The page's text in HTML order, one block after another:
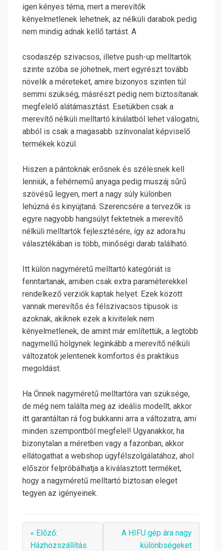
igen kényes téma, mert a merevítők
kényelmetlenek lehetnek, az nélküli darabok pedig
nem mindig adnak kellő tartást. A
csodaszép szivacsos, illetve push-up melltartók
szinte szóba se jöhetnek, mert egyrészt tovább
növelik a méreteket, amire bizonyos szinten túl
semmi szükség, másrészt pedig nem biztosítanak
megfelelő alátámasztást. Esetükben csak a
merevítő nélküli melltartó kínálatból lehet válogatni,
abból is csak a magasabb színvonalat képviselő
termékek közül.
Hiszen a pántoknak erősnek és szélesnek kell
lenniük, a fehérnemű anyaga pedig muszáj sűrű
szövésű legyen, mert a nagy súly különben
lehúzná és kinyújtaná. Szerencsére a tervezők is
egyre nagyobb hangsúlyt fektetnek a merevítő
nélküli melltartók fejlesztésére, így az adora.hu
választékában is több, minőségi darab található.
Itt külön nagyméretű melltartó kategóriát is
fenntartanak, amiben csak extra paraméterekkel
rendelkező verziók kaptak helyet. Ezek között
vannak merevítős és félszivacsos típusok is
azoknak, akiknek ezek a kivitelek nem
kényelmetlenek, de amint már említettük, a legtöbb
nagymellű hölgynek leginkább a merevítő nélküli
változatok jelentenek komfortos és praktikus
megoldást.
Ha Önnek nagyméretű melltartóra van szüksége,
de még nem találta meg az ideális modellt, akkor
itt garantáltan rá fog bukkanni arra a változatra, ami
minden szempontból megfelel! Ugyanakkor, ha
bizonytalan a méretben vagy a fazonban, akkor
ellátogathat a webshop ügyfélszolgálatához, ahol
először felpróbálhatja a kiválasztott terméket,
hogy a nagyméretű melltartó biztosan eleget
tegyen az igényeinek.
« Előző:
Házhozszállítás
A HIFU gép ára nagy
különbségeket